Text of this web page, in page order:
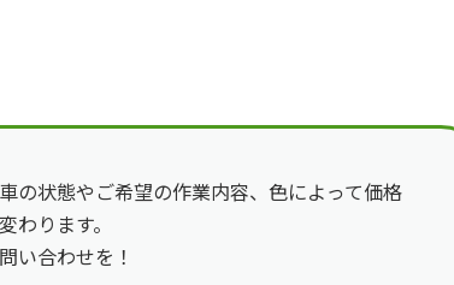
の状態やご希望の作業内容、色によって価格
わります。
い合わせを！